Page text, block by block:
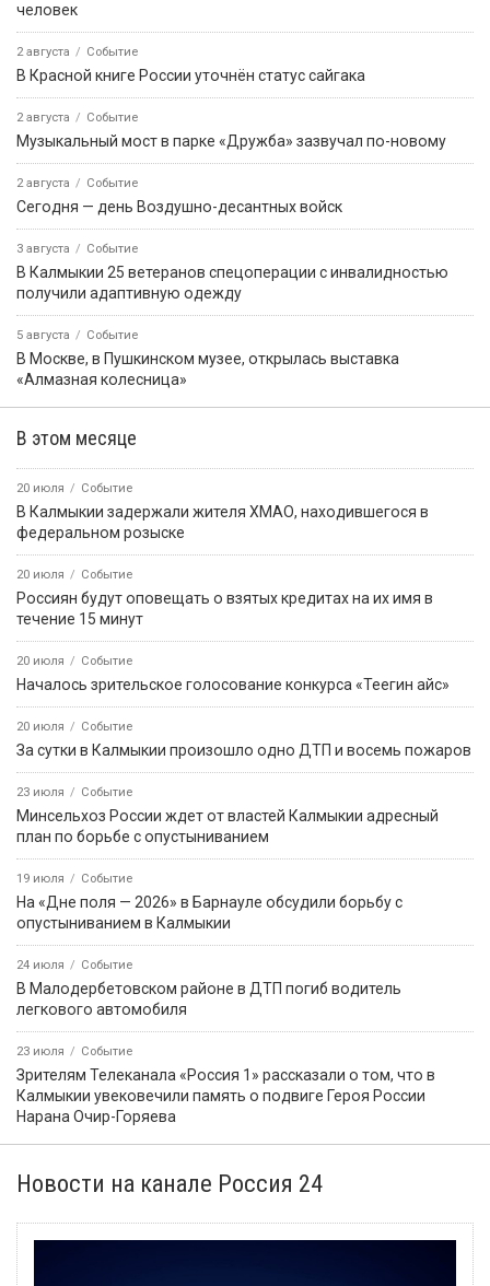
человек
2 августа Событие
В Красной книге России уточнён статус сайгака
2 августа Событие
Музыкальный мост в парке «Дружба» зазвучал по-новому
2 августа Событие
Сегодня — день Воздушно-десантных войск
3 августа Событие
В Калмыкии 25 ветеранов спецоперации с инвалидностью
получили адаптивную одежду
5 августа Событие
В Москве, в Пушкинском музее, открылась выставка
«Алмазная колесница»
В этом месяце
20 июля Событие
В Калмыкии задержали жителя ХМАО, находившегося в
федеральном розыске
20 июля Событие
Россиян будут оповещать о взятых кредитах на их имя в
течение 15 минут
20 июля Событие
Началось зрительское голосование конкурса «Теегин айс»
20 июля Событие
За сутки в Калмыкии произошло одно ДТП и восемь пожаров
23 июля Событие
Минсельхоз России ждет от властей Калмыкии адресный
план по борьбе с опустыниванием
19 июля Событие
На «Дне поля — 2026» в Барнауле обсудили борьбу с
опустыниванием в Калмыкии
24 июля Событие
В Малодербетовском районе в ДТП погиб водитель
легкового автомобиля
23 июля Событие
Зрителям Телеканала «Россия 1» рассказали о том, что в
Калмыкии увековечили память о подвиге Героя России
Нарана Очир-Горяева
Новости на канале Россия 24